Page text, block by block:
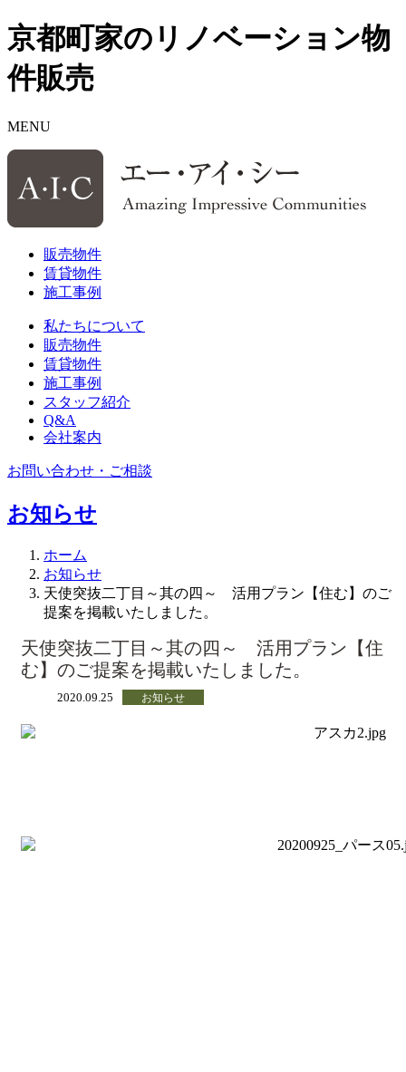
京都町家のリノベーション物
件販売
MENU
販売物件
賃貸物件
施工事例
私たちについて
販売物件
賃貸物件
施工事例
スタッフ紹介
Q&A
会社案内
お問い合わせ・ご相談
お知らせ
ホーム
お知らせ
天使突抜二丁目～其の四～ 活用プラン【住む】のご
提案を掲載いたしました。
天使突抜二丁目～其の四～ 活用プラン【住
む】のご提案を掲載いたしました。
2020.09.25 お知らせ